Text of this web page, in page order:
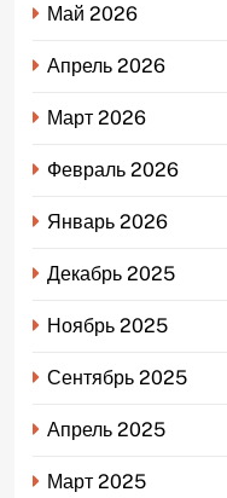
Май 2026
Апрель 2026
Март 2026
Февраль 2026
Январь 2026
Декабрь 2025
Ноябрь 2025
Сентябрь 2025
Апрель 2025
Март 2025